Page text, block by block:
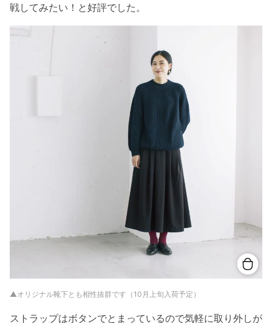
戦してみたい！と好評でした。
▲オリジナル靴下とも相性抜群です（10月上旬入荷予定）
ストラップはボタンでとまっているので気軽に取り外しが